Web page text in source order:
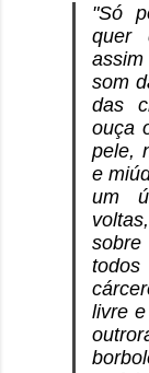
"Só
quer
som
das
ouça
pele,
e
um
livre